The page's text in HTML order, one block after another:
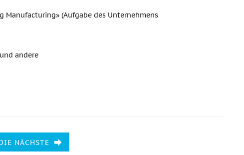
Manufacturing» (Aufgabe des Unternehmens
andere
NÄCHSTE